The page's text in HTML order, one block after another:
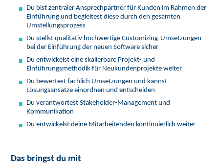
Du bist zentraler Ansprechpartner für Kunden im Rahmen der
Einführung und begleitest diese durch den gesamten
Umstellungsprozess
Du stellst qualitativ hochwertige Customizing-Umsetzungen
bei der Einführung der neuen Software sicher
Du entwickelst eine skalierbare Projekt- und
Einführungsmethodik für Neukundenprojekte weiter
Du bewertest fachlich Umsetzungen und kannst
Lösungsansätze einordnen und entscheiden
Du verantwortest Stakeholder-Management und
Kommunikation
Du entwickelst deine Mitarbeitenden kontinuierlich weiter
Das bringst du mit